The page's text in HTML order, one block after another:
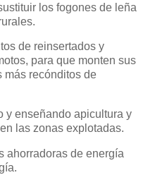
los fogones de leña
de reinsertados y
para que monten sus
más recónditos de
y enseñando apicultura y
las zonas explotadas.
ahorradoras de energía